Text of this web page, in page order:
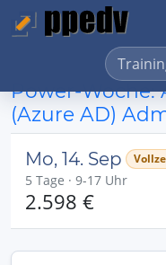
Power-Woche:
(Azure AD)
Mo, 14. Sep
5 Tage · 9-17 Uhr
2.598 €